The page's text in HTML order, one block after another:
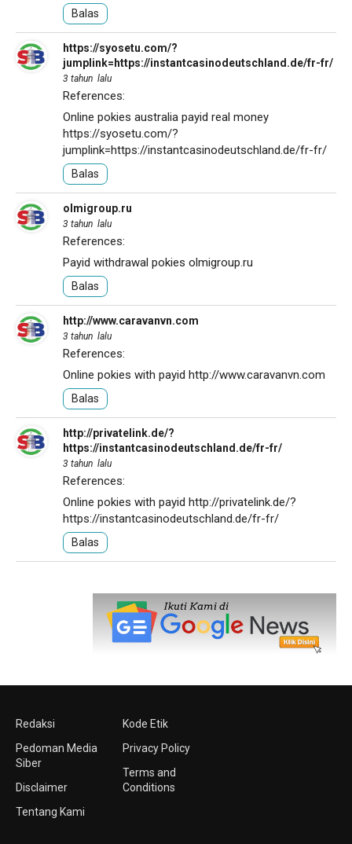
Balas
https://syosetu.com/?
jumplink=https://instantcasinodeutschland.de/fr-fr/
3 tahun lalu
References:
Online pokies australia payid real money
https://syosetu.com/?
jumplink=https://instantcasinodeutschland.de/fr-fr/
Balas
olmigroup.ru
3 tahun lalu
References:
Payid withdrawal pokies olmigroup.ru
Balas
http://www.caravanvn.com
3 tahun lalu
References:
Online pokies with payid http://www.caravanvn.com
Balas
http://privatelink.de/?
https://instantcasinodeutschland.de/fr-fr/
3 tahun lalu
References:
Online pokies with payid http://privatelink.de/?
https://instantcasinodeutschland.de/fr-fr/
Balas
Redaksi
Pedoman Media
Siber
Disclaimer
Tentang Kami
Kode Etik
Privacy Policy
Terms and
Conditions